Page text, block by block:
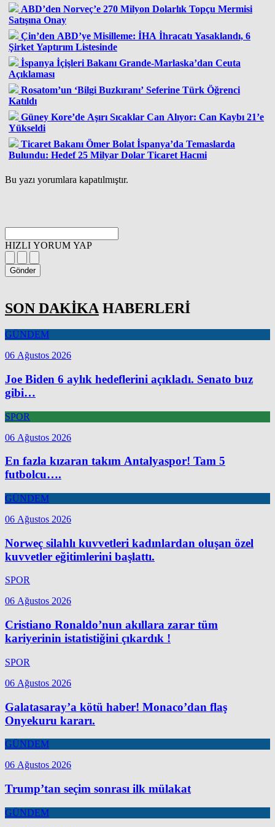
ABD’den Norveç’e 270 Milyon Dolarlık Topçu Mermisi
Satışına Onay
Çin’den ABD’ye Misilleme: İHA İhracatı Yasaklandı, 6
Şirket Yaptırım Listesinde
İspanya İçişleri Bakanı Grande-Marlaska’dan Ceuta
Açıklaması
Rosatom’un ‘Bilgi Buzkıranı’ Seferine Türk Öğrenci
Katıldı
Güney Kore’de Aşırı Sıcaklar Can Alıyor: Can Kaybı 21’e
Yükseldi
Ticaret Bakanı Ömer Bolat İspanya’da Temaslarda
Bulundu: Hedef 25 Milyar Dolar Ticaret Hacmi
Bu yazı yorumlara kapatılmıştır.
HIZLI YORUM YAP
Gönder
SON DAKİKA HABERLERİ
GÜNDEM
06 Ağustos 2026
Joe Biden 6 aylık hedeflerini açıkladı. Senato buz
gibi…
SPOR
06 Ağustos 2026
En fazla kızaran takım Antalyaspor! Tam 5
futbolcu….
GÜNDEM
06 Ağustos 2026
Norweç silahlı kuvvetleri kadınlardan oluşan özel
kuvvetler eğitimlerini başlattı.
SPOR
06 Ağustos 2026
Cristiano Ronaldo’nun akıllara zarar tüm
kariyerinin istatistiğini çıkardık !
SPOR
06 Ağustos 2026
Galatasaray’a kötü haber! Monaco’dan flaş
Onyekuru kararı.
GÜNDEM
06 Ağustos 2026
Trump’tan seçim sonrası ilk mülakat
GÜNDEM